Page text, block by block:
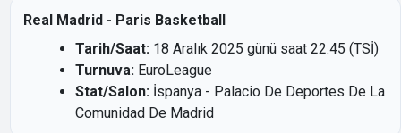
Real Madrid - Paris Basketball
Tarih/Saat: 18 Aralık 2025 günü saat 22:45 (TSİ)
Turnuva: EuroLeague
Stat/Salon: İspanya - Palacio De Deportes De La
Comunidad De Madrid